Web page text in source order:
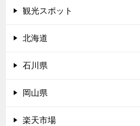
観光スポット
北海道
石川県
岡山県
楽天市場